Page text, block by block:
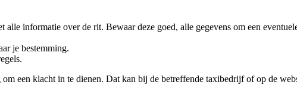
informatie over de rit. Bewaar deze goed, alle gegevens om een
je bestemming.
een klacht in te dienen. Dat kan bij de betreffende taxibedrijf of op de